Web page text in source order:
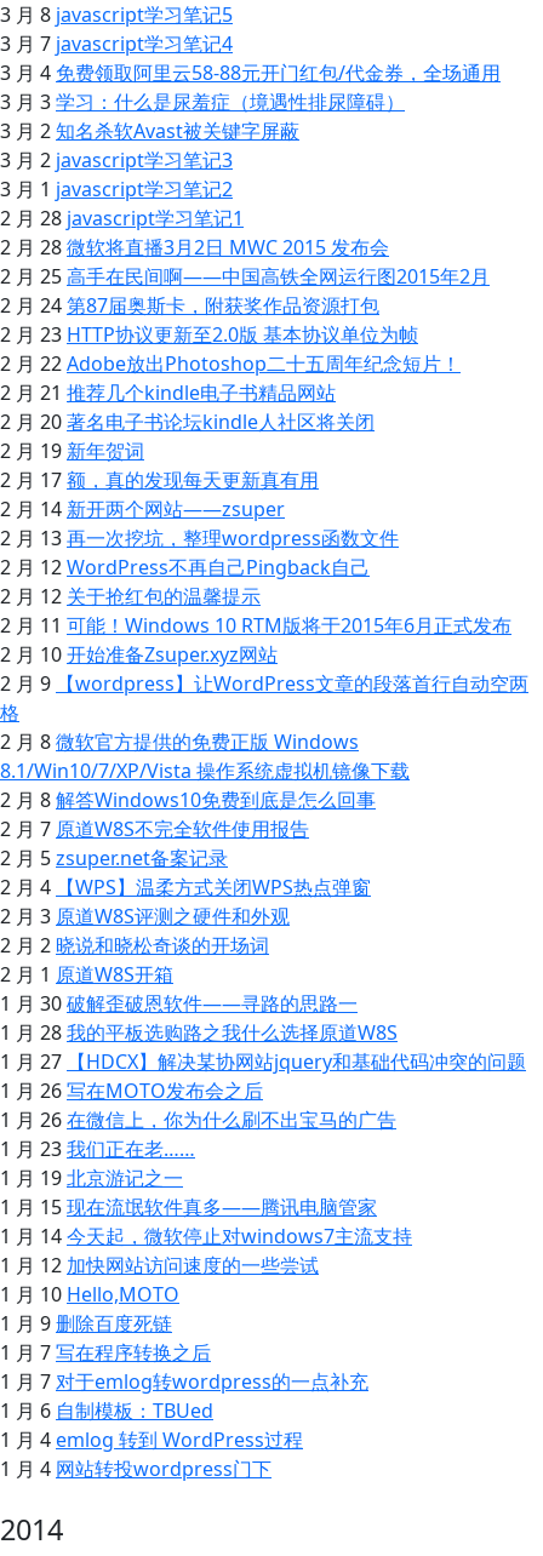
3 月 8 javascript学习笔记5
3 月 7 javascript学习笔记4
3 月 4 免费领取阿里云58-88元开门红包/代金券，全场通用
3 月 3学习：什么是尿羞症（境遇性排尿障碍）
3 月 2知名杀软Avast被关键字屏蔽
3 月 2 javascript学习笔记3
3 月 1 javascript学习笔记2
2 月 28 javascript学习笔记1
2 月 28微软将直播3月2日 MWC 2015 发布会
2 月 25高手在民间啊——中国高铁全网运行图2015年2月
2 月 24第87届奥斯卡，附获奖作品资源打包
2 月 23 HTTP协议更新至2.0版 基本协议单位为帧
2 月 22Adobe放出Photoshop二十五周年纪念短片！
2 月 21 推荐几个kindle电子书精品网站
2 月 20著名电子书论坛kindle人社区将关闭
2 月 19 新年贺词
2 月 17额，真的发现每天更新真有用
2 月 14 新开两个网站——zsuper
2 月 13再一次挖坑，整理wordpress函数文件
2 月 12WordPress不再自己Pingback自己
2 月 12 关于抢红包的温馨提示
2 月 11 可能！Windows 10 RTM版将于2015年6月正式发布
2 月 10开始准备Zsuper.xyz网站
2 月 9
【wordpress】让WordPress文章的段落首行自动空两
格
2 月 8微软官方提供的免费正版 Windows
8.1/Win10/7/XP/Vista 操作系统虚拟机镜像下载
2 月 8解答Windows10免费到底是怎么回事
2 月 7 原道W8S不完全软件使用报告
2 月 5zsuper.net备案记录
2 月 4
【WPS】温柔方式关闭WPS热点弹窗
2 月 3 原道W8S评测之硬件和外观
2 月 2 晓说和晓松奇谈的开场词
2 月 1 原道W8S开箱
1 月 30破解歪破恩软件——寻路的思路一
1 月 28我的平板选购路之我什么选择原道W8S
1 月 27
【HDCX】解决某协网站jquery和基础代码冲突的问题
1 月 26写在MOTO发布会之后
1 月 26在微信上，你为什么刷不出宝马的广告
1 月 23我们正在老……
1 月 19北京游记之一
1 月 15现在流氓软件真多——腾讯电脑管家
1 月 14今天起，微软停止对windows7主流支持
1 月 12 加快网站访问速度的一些尝试
1 月 10 Hello,MOTO
1 月 9删除百度死链
1 月 7写在程序转换之后
1 月 7对于emlog转wordpress的一点补充
1 月 6 自制模板：TBUed
1 月 4emlog 转到 WordPress过程
1 月 4 网站转投wordpress门下
2014